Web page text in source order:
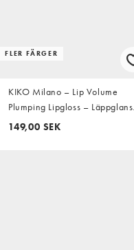
FLER FÄRGER
KIKO Milano – Lip Volume
Plumping Lipgloss – Läppglans
6,5ml - 02 Cloud Dew
149,00 SEK